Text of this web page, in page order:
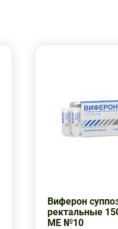
Виферон
ректальные
МЕ №10